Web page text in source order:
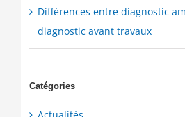
Différences entre diagnostic
diagnostic avant travaux
Catégories